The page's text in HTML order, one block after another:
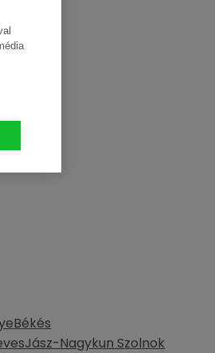
Békés
Jász-Nagykun Szolnok